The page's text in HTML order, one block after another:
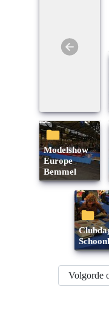
Modelshow
Europe
Bemmel
Clubdag